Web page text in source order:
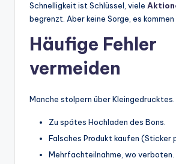
Schnelligkeit ist Schlüssel, viele
begrenzt. Aber keine Sorge, es
Häufige Fehler
vermeiden
Manche stolpern über Kleingedrucktes.
Zu spätes Hochladen des Bons.
Falsches Produkt kaufen (Sticker
Mehrfachteilnahme, wo verboten.